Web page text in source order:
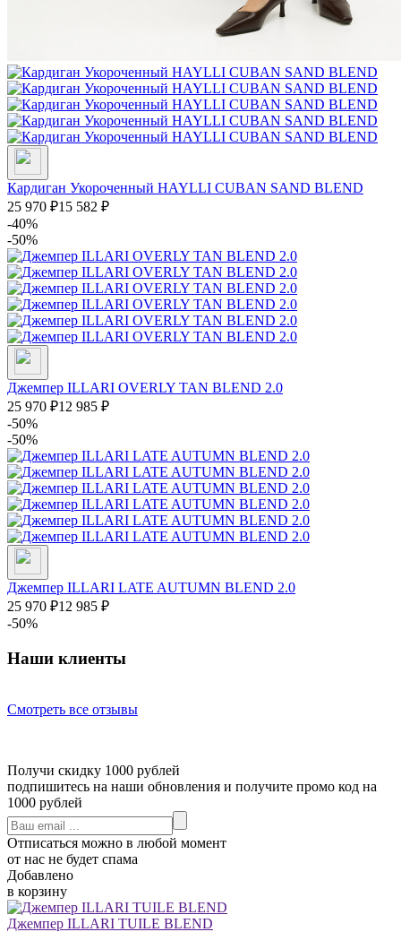
Кардиган Укороченный HAYLLI CUBAN SAND BLEND
25 970 ₽15 582 ₽
-40%
-50%
Джемпер ILLARI OVERLY TAN BLEND 2.0
25 970 ₽12 985 ₽
-50%
-50%
Джемпер ILLARI LATE AUTUMN BLEND 2.0
25 970 ₽12 985 ₽
-50%
Наши клиенты
Смотреть все отзывы
Получи скидку 1000 рублей
подпишитесь на наши обновления и получите промо код на
1000 рублей
Отписаться можно в любой момент
от нас не будет спама
Добавлено
в корзину
Джемпер ILLARI TUILE BLEND